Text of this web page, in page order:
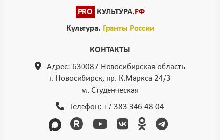
PRO
КУЛЬТУРА.РФ
Культура. Гранты России
КОНТАКТЫ
Адрес: 630087 Новосибирская область
г. Новосибирск, пр. К.Маркса 24/3
м. Студенческая
Телефон: +7 383 346 48 04